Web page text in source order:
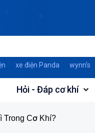
xe điện Panda wynn's
Hỏi - Đáp cơ khí
Trong Cơ Khí?